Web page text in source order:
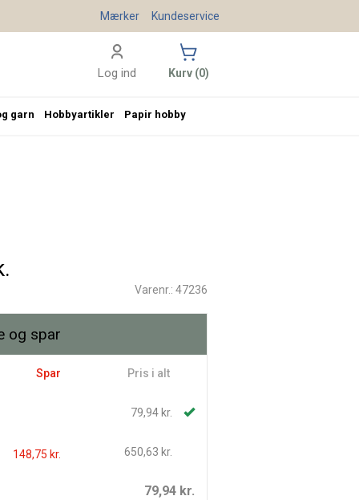
Varenr.: 47236
og spar
Spar Pris i alt
79,94 kr.
148,75 kr. 650,63 kr.
79,94kr.
Kundeservice
Mærker
Log ind Kurv (0)
garn Hobbyartikler Papir hobby